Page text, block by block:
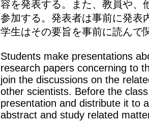
容を発表する。また、教員や、
参加する。発表者は事前に発表
学生はその要旨を事前に読んで
Students make presentations
research papers concerning to
join the discussions on the
other scientists. Before the
presentation and distribute it to
abstract and study related